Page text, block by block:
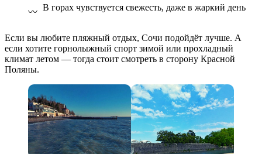
В горах чувствуется свежесть, даже в жаркий день
Если вы любите пляжный отдых, Сочи подойдёт лучше. А
если хотите горнолыжный спорт зимой или прохладный
климат летом — тогда стоит смотреть в сторону Красной
Поляны.